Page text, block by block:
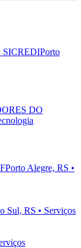
SICREDIPorto
DO
Porto Alegre, RS •
Sul, RS • Serviços